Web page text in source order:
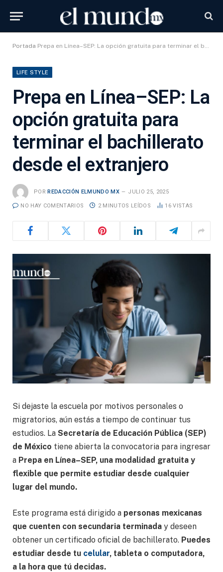
Portada Prepa en Línea–SEP: La opción gratuita para terminar el bachillerato desde el extranjero
LIFE STYLE
Prepa en Línea–SEP: La
opción gratuita para
terminar el bachillerato
desde el extranjero
POR REDACCIÓN ELMUNDO MX JULIO 25, 2025
NO HAY COMENTARIOS 2 MINUTOS LEÍDOS 16VISTAS
Si dejaste la escuela por motivos personales o
migratorios, aún estás a tiempo de continuar tus
estudios. La Secretaría de Educación Pública (SEP)
de México tiene abierta la convocatoria para ingresar
a Prepa en Línea–SEP, una modalidad gratuita y
flexible que permite estudiar desde cualquier
lugar del mundo.
Este programa está dirigido a personas mexicanas
que cuenten con secundaria terminada y deseen
obtener un certificado oficial de bachillerato. Puedes
estudiar desde tu celular, tableta o computadora,
a la hora que tú decidas.